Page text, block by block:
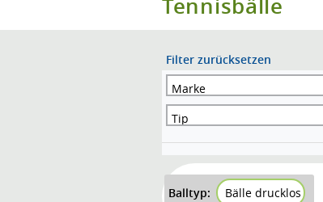
Tennisbälle
Filter zurücksetzen
Marke
Tip
Balltyp: Bälle drucklos